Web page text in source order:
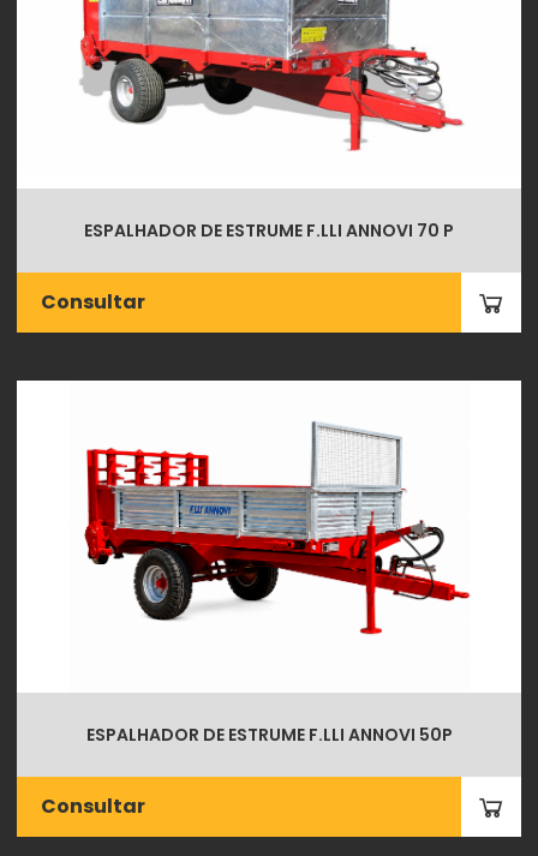
ESPALHADOR DE ESTRUME F.LLI ANNOVI 70 P
Consultar
ESPALHADOR DE ESTRUME F.LLI ANNOVI 50P
Consultar